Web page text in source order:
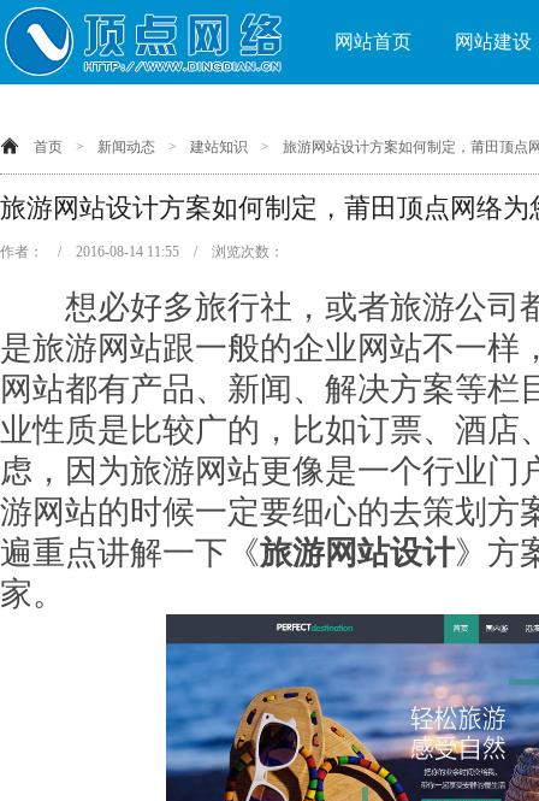
网站首页 网站建设
首页 > 新闻动态 > 建站知识 > 旅游网站设计方案如何制定，莆田顶点
旅游网站设计方案如何制定，莆田顶点网络为
作者： / 2016-08-14 11:55 / 浏览次数：
想必好多旅行社，或者旅游公司
是旅游网站跟一般的企业网站不一样
网站都有产品、新闻、解决方案等栏
业性质是比较广的，比如订票、酒店
虑，因为旅游网站更像是一个行业门
游网站的时候一定要细心的去策划方
遍重点讲解一下《旅游网站设计》方
家。